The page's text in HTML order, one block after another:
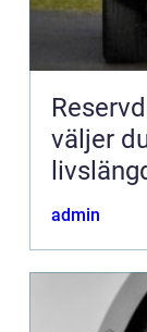
väljer
admin